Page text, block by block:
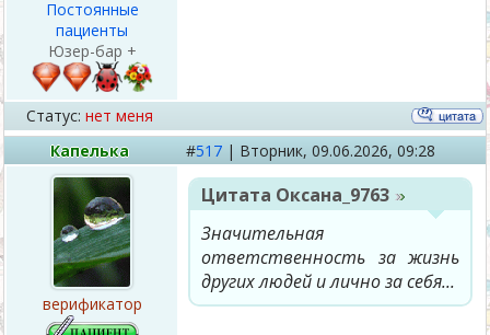
Постоянные
пациенты
Юзер-бар +
Статус: нет меня
Капелька
#517 | Вторник, 09.06.2026, 09:28
верификатор
Цитата Оксана_9763
Значительная
ответственность за жизнь
других людей и лично за себя...